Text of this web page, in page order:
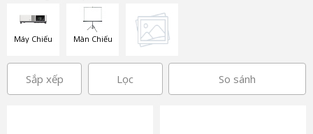
Máy Chiếu Màn Chiếu
Sắp xếp Lọc So sánh